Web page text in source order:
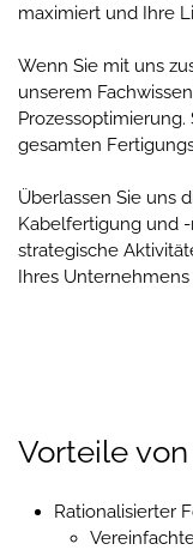
maximiert und Ihre
Wenn Sie mit uns
unserem
gesamten
Überlassen Sie uns
Kabelfertigung und
strategische
Ihres
Vorteile
Rationalisierter